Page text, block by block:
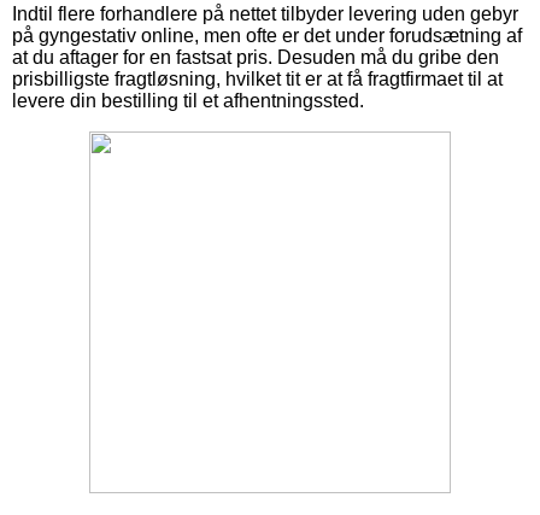
Indtil flere forhandlere på nettet tilbyder levering uden gebyr
på gyngestativ online, men ofte er det under forudsætning af
at du aftager for en fastsat pris. Desuden må du gribe den
prisbilligste fragtløsning, hvilket tit er at få fragtfirmaet til at
levere din bestilling til et afhentningssted.